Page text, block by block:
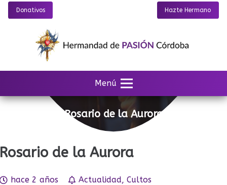
Donativos Hazte Hermano
Menú
Rosario de la Aurora
Rosario de la Aurora
hace 2 años Actualidad, Cultos